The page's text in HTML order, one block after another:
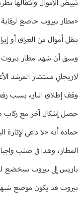
تبييض الأموال وانتقالها
«مطار بيروت خاضع
بنقل أموال من العراق أو
وسبق أن شهد مطار بيروت
لاريجاني مستشار المرشد
وقف إطلاق النار، بسبب
حصل إشكال آخر مع ركاب
حمادة أنه «لا داعي لإثارة
المطار، وهذا في صلب
باريس إلى بيروت سيخضع
بيروت قد يكون موضع شبهة